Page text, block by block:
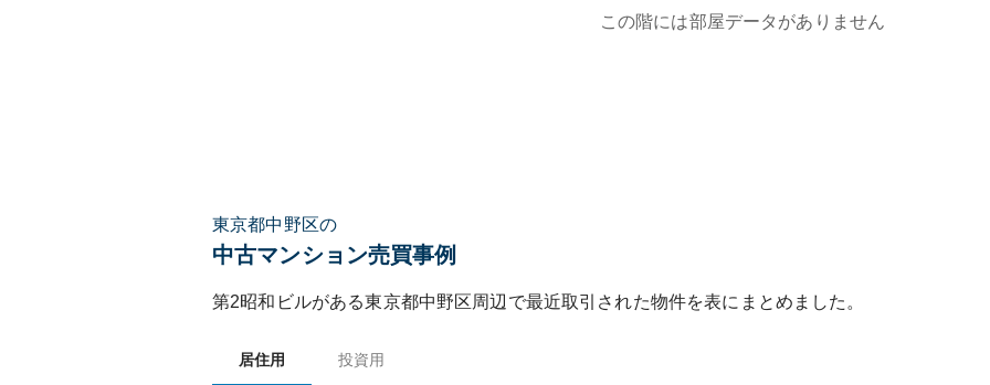
この階には部屋データがありません
東京都中野区の
中古マンション売買事例
第2昭和ビルがある東京都中野区周辺で最近取引された物件を表にまとめました。
居住用 投資用